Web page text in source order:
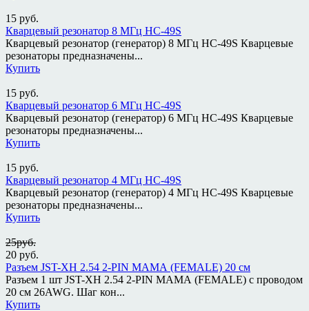
15 руб.
Кварцевый резонатор 8 МГц HC-49S
Кварцевый резонатор (генератор) 8 МГц HC-49S Кварцевые
резонаторы предназначены...
Купить
15 руб.
Кварцевый резонатор 6 МГц HC-49S
Кварцевый резонатор (генератор) 6 МГц HC-49S Кварцевые
резонаторы предназначены...
Купить
15 руб.
Кварцевый резонатор 4 МГц HC-49S
Кварцевый резонатор (генератор) 4 МГц HC-49S Кварцевые
резонаторы предназначены...
Купить
25руб.
20 руб.
Разъем JST-XH 2.54 2-PIN МАМА (FEMALE) 20 см
Разъем 1 шт JST-XH 2.54 2-PIN МАМА (FEMALE) с проводом
20 см 26AWG. Шаг кон...
Купить